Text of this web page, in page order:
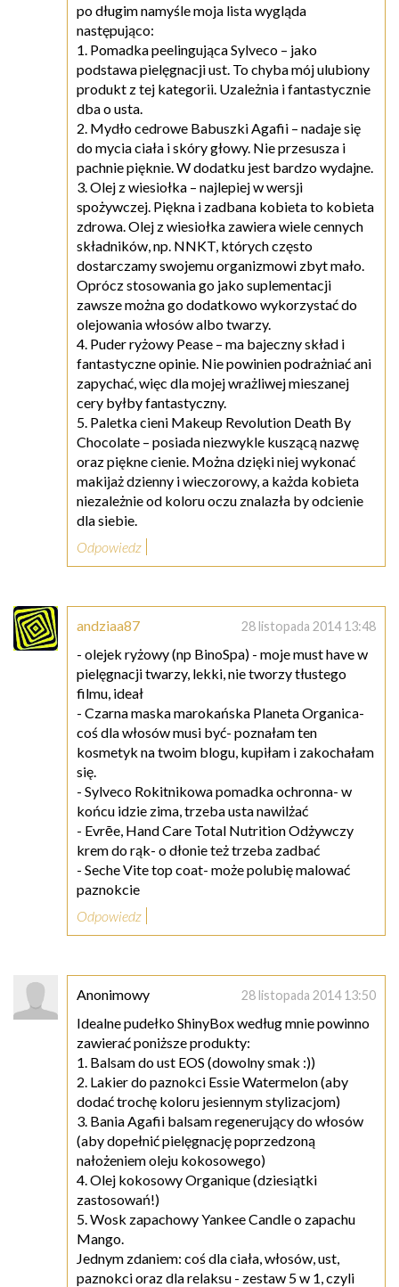
po długim namyśle moja lista wygląda
następująco:
1. Pomadka peelingująca Sylveco – jako
podstawa pielęgnacji ust. To chyba mój ulubiony
produkt z tej kategorii. Uzależnia i fantastycznie
dba o usta.
2. Mydło cedrowe Babuszki Agafii – nadaje się
do mycia ciała i skóry głowy. Nie przesusza i
pachnie pięknie. W dodatku jest bardzo wydajne.
3. Olej z wiesiołka – najlepiej w wersji
spożywczej. Piękna i zadbana kobieta to kobieta
zdrowa. Olej z wiesiołka zawiera wiele cennych
składników, np. NNKT, których często
dostarczamy swojemu organizmowi zbyt mało.
Oprócz stosowania go jako suplementacji
zawsze można go dodatkowo wykorzystać do
olejowania włosów albo twarzy.
4. Puder ryżowy Pease – ma bajeczny skład i
fantastyczne opinie. Nie powinien podrażniać ani
zapychać, więc dla mojej wrażliwej mieszanej
cery byłby fantastyczny.
5. Paletka cieni Makeup Revolution Death By
Chocolate – posiada niezwykle kuszącą nazwę
oraz piękne cienie. Można dzięki niej wykonać
makijaż dzienny i wieczorowy, a każda kobieta
niezależnie od koloru oczu znalazła by odcienie
dla siebie.
Odpowiedz
andziaa87 28 listopada 2014 13:48
- olejek ryżowy (np BinoSpa) - moje must have w
pielęgnacji twarzy, lekki, nie tworzy tłustego
filmu, ideał
- Czarna maska marokańska Planeta Organica-
coś dla włosów musi być- poznałam ten
kosmetyk na twoim blogu, kupiłam i zakochałam
się.
- Sylveco Rokitnikowa pomadka ochronna- w
końcu idzie zima, trzeba usta nawilżać
- Evrēe, Hand Care Total Nutrition Odżywczy
krem do rąk- o dłonie też trzeba zadbać
- Seche Vite top coat- może polubię malować
paznokcie
Odpowiedz
Anonimowy 28 listopada 2014 13:50
Idealne pudełko ShinyBox według mnie powinno
zawierać poniższe produkty:
1. Balsam do ust EOS (dowolny smak :))
2. Lakier do paznokci Essie Watermelon (aby
dodać trochę koloru jesiennym stylizacjom)
3. Bania Agafii balsam regenerujący do włosów
(aby dopełnić pielęgnację poprzedzoną
nałożeniem oleju kokosowego)
4. Olej kokosowy Organique (dziesiątki
zastosowań!)
5. Wosk zapachowy Yankee Candle o zapachu
Mango.
Jednym zdaniem: coś dla ciała, włosów, ust,
paznokci oraz dla relaksu - zestaw 5 w 1, czyli